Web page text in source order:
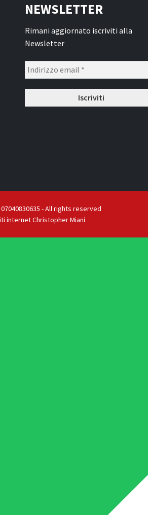
NEWSLETTER
Rimani aggiornato iscriviti alla
Newsletter
- All rights reserved
internet Christopher Miani